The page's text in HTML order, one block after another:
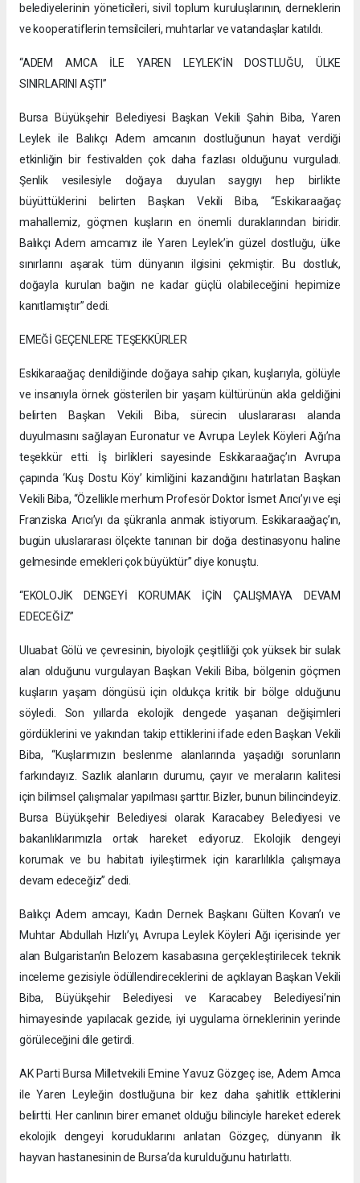
belediyelerinin yöneticileri, sivil toplum kuruluşlarının, derneklerin
ve kooperatiflerin temsilcileri, muhtarlar ve vatandaşlar katıldı.
“ADEM AMCA İLE YAREN LEYLEK’İN DOSTLUĞU, ÜLKE
SINIRLARINI AŞTI”
Bursa Büyükşehir Belediyesi Başkan Vekili Şahin Biba, Yaren
Leylek ile Balıkçı Adem amcanın dostluğunun hayat verdiği
etkinliğin bir festivalden çok daha fazlası olduğunu vurguladı.
Şenlik vesilesiyle doğaya duyulan saygıyı hep birlikte
büyüttüklerini belirten Başkan Vekili Biba, “Eskikaraağaç
mahallemiz, göçmen kuşların en önemli duraklarından biridir.
Balıkçı Adem amcamız ile Yaren Leylek’in güzel dostluğu, ülke
sınırlarını aşarak tüm dünyanın ilgisini çekmiştir. Bu dostluk,
doğayla kurulan bağın ne kadar güçlü olabileceğini hepimize
kanıtlamıştır” dedi.
EMEĞİ GEÇENLERE TEŞEKKÜRLER
Eskikaraağaç denildiğinde doğaya sahip çıkan, kuşlarıyla, gölüyle
ve insanıyla örnek gösterilen bir yaşam kültürünün akla geldiğini
belirten Başkan Vekili Biba, sürecin uluslararası alanda
duyulmasını sağlayan Euronatur ve Avrupa Leylek Köyleri Ağı’na
teşekkür etti. İş birlikleri sayesinde Eskikaraağaç’ın Avrupa
çapında ‘Kuş Dostu Köy’ kimliğini kazandığını hatırlatan Başkan
Vekili Biba, “Özellikle merhum Profesör Doktor İsmet Arıcı’yı ve eşi
Franziska Arıcı’yı da şükranla anmak istiyorum. Eskikaraağaç’ın,
bugün uluslararası ölçekte tanınan bir doğa destinasyonu haline
gelmesinde emekleri çok büyüktür” diye konuştu.
“EKOLOJİK DENGEYİ KORUMAK İÇİN ÇALIŞMAYA DEVAM
EDECEĞİZ”
Uluabat Gölü ve çevresinin, biyolojik çeşitliliği çok yüksek bir sulak
alan olduğunu vurgulayan Başkan Vekili Biba, bölgenin göçmen
kuşların yaşam döngüsü için oldukça kritik bir bölge olduğunu
söyledi. Son yıllarda ekolojik dengede yaşanan değişimleri
gördüklerini ve yakından takip ettiklerini ifade eden Başkan Vekili
Biba, “Kuşlarımızın beslenme alanlarında yaşadığı sorunların
farkındayız. Sazlık alanların durumu, çayır ve meraların kalitesi
için bilimsel çalışmalar yapılması şarttır. Bizler, bunun bilincindeyiz.
Bursa Büyükşehir Belediyesi olarak Karacabey Belediyesi ve
bakanlıklarımızla ortak hareket ediyoruz. Ekolojik dengeyi
korumak ve bu habitatı iyileştirmek için kararlılıkla çalışmaya
devam edeceğiz” dedi.
Balıkçı Adem amcayı, Kadın Dernek Başkanı Gülten Kovan’ı ve
Muhtar Abdullah Hızlı’yı, Avrupa Leylek Köyleri Ağı içerisinde yer
alan Bulgaristan’ın Belozem kasabasına gerçekleştirilecek teknik
inceleme gezisiyle ödüllendireceklerini de açıklayan Başkan Vekili
Biba, Büyükşehir Belediyesi ve Karacabey Belediyesi’nin
himayesinde yapılacak gezide, iyi uygulama örneklerinin yerinde
görüleceğini dile getirdi.
AK Parti Bursa Milletvekili Emine Yavuz Gözgeç ise, Adem Amca
ile Yaren Leyleğin dostluğuna bir kez daha şahitlik ettiklerini
belirtti. Her canlının birer emanet olduğu bilinciyle hareket ederek
ekolojik dengeyi koruduklarını anlatan Gözgeç, dünyanın ilk
hayvan hastanesinin de Bursa’da kurulduğunu hatırlattı.